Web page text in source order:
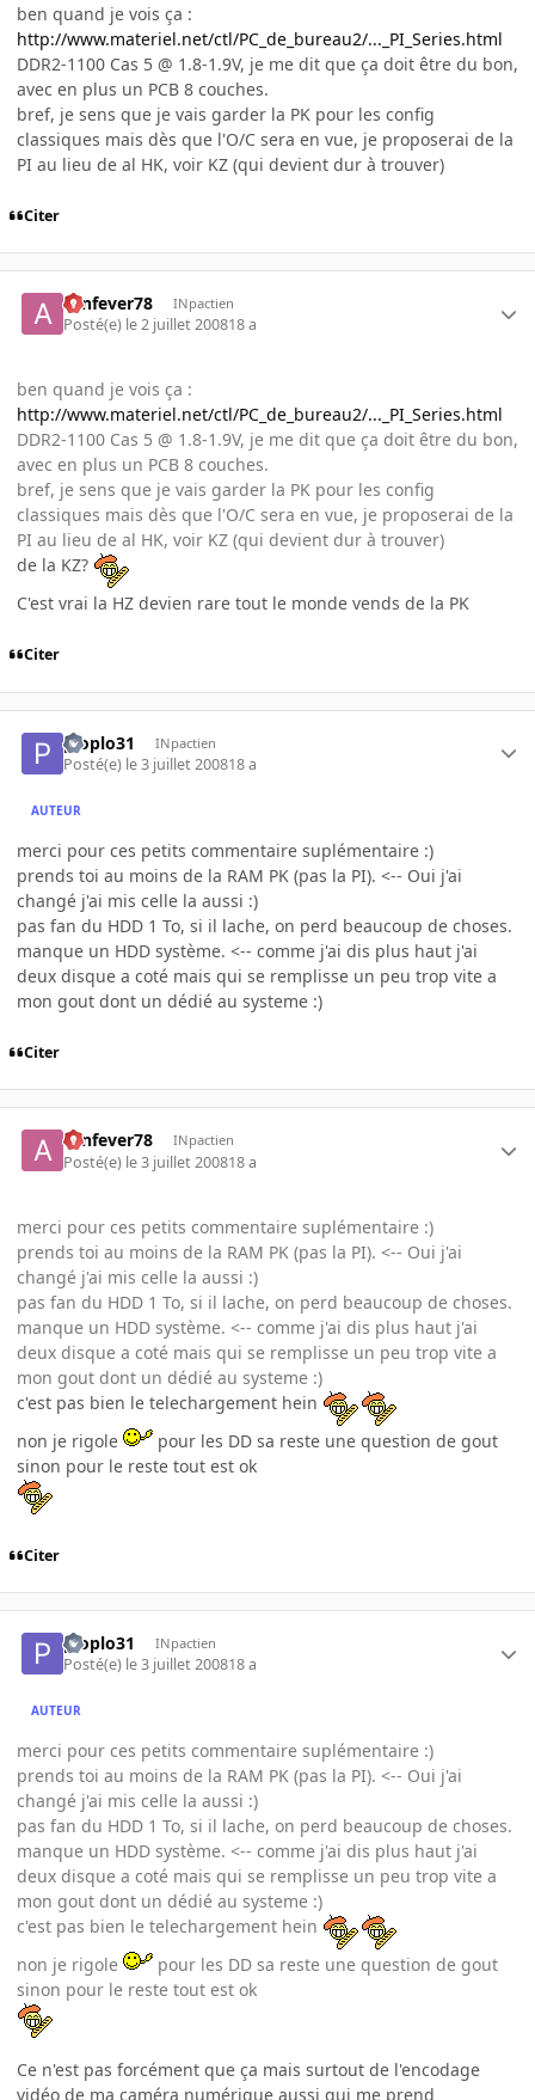
ben quand je vois ça :
http://www.materiel.net/ctl/PC_de_bureau2/..._PI_Series.html
DDR2-1100 Cas 5 @ 1.8-1.9V, je me dit que ça doit être du bon,
avec en plus un PCB 8 couches.
bref, je sens que je vais garder la PK pour les config
classiques mais dès que l'O/C sera en vue, je proposerai de la
PI au lieu de al HK, voir KZ (qui devient dur à trouver)
Citer
aznfever78 INpactien
Posté(e) le 2 juillet 200818 a
ben quand je vois ça :
http://www.materiel.net/ctl/PC_de_bureau2/..._PI_Series.html
DDR2-1100 Cas 5 @ 1.8-1.9V, je me dit que ça doit être du bon,
avec en plus un PCB 8 couches.
bref, je sens que je vais garder la PK pour les config
classiques mais dès que l'O/C sera en vue, je proposerai de la
PI au lieu de al HK, voir KZ (qui devient dur à trouver)
de la KZ?
C'est vrai la HZ devien rare tout le monde vends de la PK
Citer
ploplo31 INpactien
Posté(e) le 3 juillet 200818 a
AUTEUR
merci pour ces petits commentaire suplémentaire :)
prends toi au moins de la RAM PK (pas la PI). <-- Oui j'ai
changé j'ai mis celle la aussi :)
pas fan du HDD 1 To, si il lache, on perd beaucoup de choses.
manque un HDD système. <-- comme j'ai dis plus haut j'ai
deux disque a coté mais qui se remplisse un peu trop vite a
mon gout dont un dédié au systeme :)
Citer
aznfever78 INpactien
Posté(e) le 3 juillet 200818 a
merci pour ces petits commentaire suplémentaire :)
prends toi au moins de la RAM PK (pas la PI). <-- Oui j'ai
changé j'ai mis celle la aussi :)
pas fan du HDD 1 To, si il lache, on perd beaucoup de choses.
manque un HDD système. <-- comme j'ai dis plus haut j'ai
deux disque a coté mais qui se remplisse un peu trop vite a
mon gout dont un dédié au systeme :)
c'est pas bien le telechargement hein
non je rigole
pour les DD sa reste une question de gout
sinon pour le reste tout est ok
Citer
ploplo31 INpactien
Posté(e) le 3 juillet 200818 a
AUTEUR
merci pour ces petits commentaire suplémentaire :)
prends toi au moins de la RAM PK (pas la PI). <-- Oui j'ai
changé j'ai mis celle la aussi :)
pas fan du HDD 1 To, si il lache, on perd beaucoup de choses.
manque un HDD système. <-- comme j'ai dis plus haut j'ai
deux disque a coté mais qui se remplisse un peu trop vite a
mon gout dont un dédié au systeme :)
c'est pas bien le telechargement hein
non je rigole
pour les DD sa reste une question de gout
sinon pour le reste tout est ok
Ce n'est pas forcément que ça mais surtout de l'encodage
vidéo de ma caméra numérique aussi qui me prend